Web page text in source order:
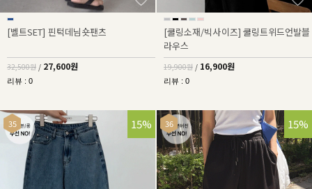
[벨트SET] 핀턱데님숏팬츠
32,500원 / 27,600원
리뷰 : 0
[쿨링소재/빅사이즈] 쿨링트위드언발블
라우스
19,900원 / 16,900원
리뷰 : 0
32%
15% 32%
15%